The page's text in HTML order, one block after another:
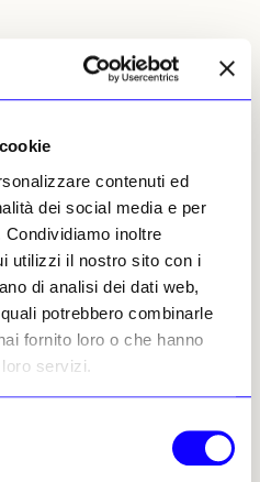
contenuti ed
dei social media e per
inoltre
utilizzi il nostro sito con i
di analisi dei dati web,
potrebbero combinarle
fornito loro o che hanno
servizi.
per leceramiche
collezioni inglesi
da Sotheby’s,
2 milioni di
la raccolta
di oltre tre volte le
internazionale per
per oltre un
come la
a essere globale e
da compratori
e museali.
delle miniature